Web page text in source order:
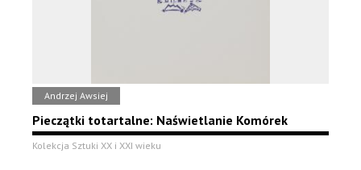
Andrzej Awsiej
Pieczątki totartalne: Naświetlanie Komórek
Kolekcja Sztuki XX i XXI wieku